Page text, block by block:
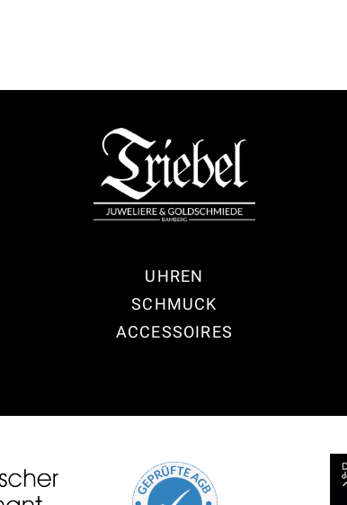
UHREN
SCHMUCK
ACCESSOIRES